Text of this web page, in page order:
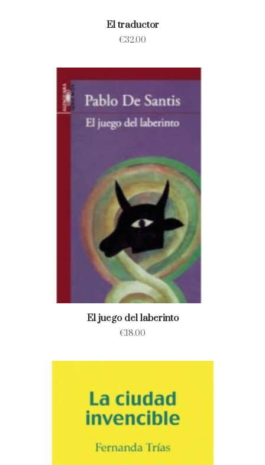
El traductor
€32.00
El juego del laberinto
€18.00